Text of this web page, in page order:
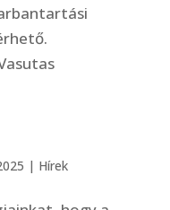
| Hírek